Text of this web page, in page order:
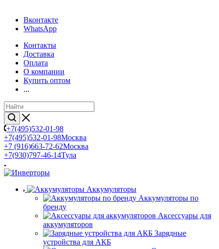
Вконтакте
WhatsApp
Контакты
Доставка
Оплата
О компании
Купить оптом
...
+7(495)532-01-98
+7(495)532-01-98Москва
+7 (916)663-72-62Москва
+7(930)797-46-14Тула
Аккумуляторы
Аккумуляторы по
бренду
Аксессуары для
аккумуляторов
Зарядные
устройства для АКБ